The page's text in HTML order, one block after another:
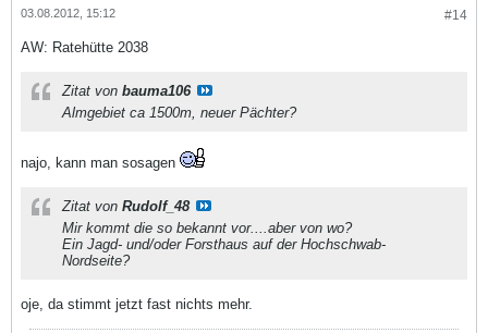
#14
03.08.2012, 15:12
AW: Ratehütte 2038
Zitat von bauma106
Almgebiet ca 1500m, neuer Pächter?
najo, kann man sosagen
Zitat von Rudolf_48
Mir kommt die so bekannt vor....aber von wo?
Ein Jagd- und/oder Forsthaus auf der Hochschwab-
Nordseite?
oje, da stimmt jetzt fast nichts mehr.